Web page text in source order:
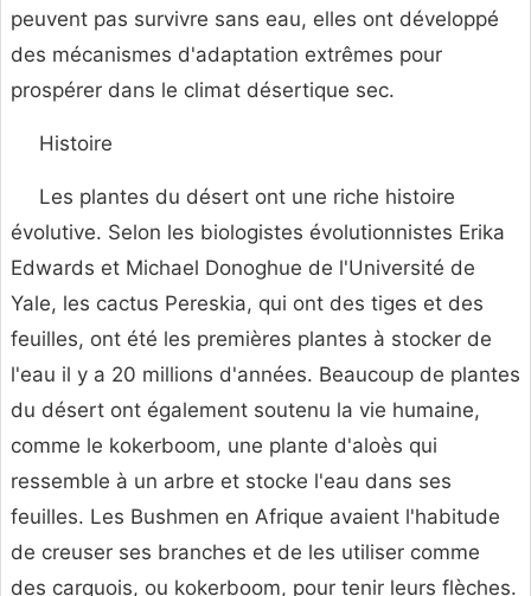
peuvent pas survivre sans eau, elles ont développé
des mécanismes d'adaptation extrêmes pour
prospérer dans le climat désertique sec.
Histoire
Les plantes du désert ont une riche histoire
évolutive. Selon les biologistes évolutionnistes Erika
Edwards et Michael Donoghue de l'Université de
Yale, les cactus Pereskia, qui ont des tiges et des
feuilles, ont été les premières plantes à stocker de
l'eau il y a 20 millions d'années. Beaucoup de plantes
du désert ont également soutenu la vie humaine,
comme le kokerboom, une plante d'aloès qui
ressemble à un arbre et stocke l'eau dans ses
feuilles. Les Bushmen en Afrique avaient l'habitude
de creuser ses branches et de les utiliser comme
des carquois, ou kokerboom, pour tenir leurs flèches.